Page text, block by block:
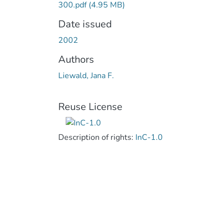
300.pdf(4.95 MB)
Date issued
2002
Authors
Liewald, Jana F.
Reuse License
Description of rights: InC-1.0